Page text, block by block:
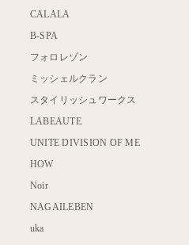
CALALA
B-SPA
フォロレゾン
ミッシェルクラン
スタイリッシュワークス
LABEAUTE
UNITE DIVISION OF ME
HOW
Noir
NAGAILEBEN
uka